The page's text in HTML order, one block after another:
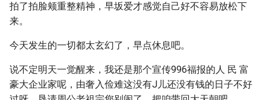
拍了拍脸颊重整精神，早坂爱才感觉自己好不容易放松下
来。
今天发生的一切都太玄幻了，早点休息吧。
说不定明天一觉醒来，我还是那个宣传996福报的人 民 富
豪大企业家呢，由奢入俭难这没有J儿还没有钱的日子不好